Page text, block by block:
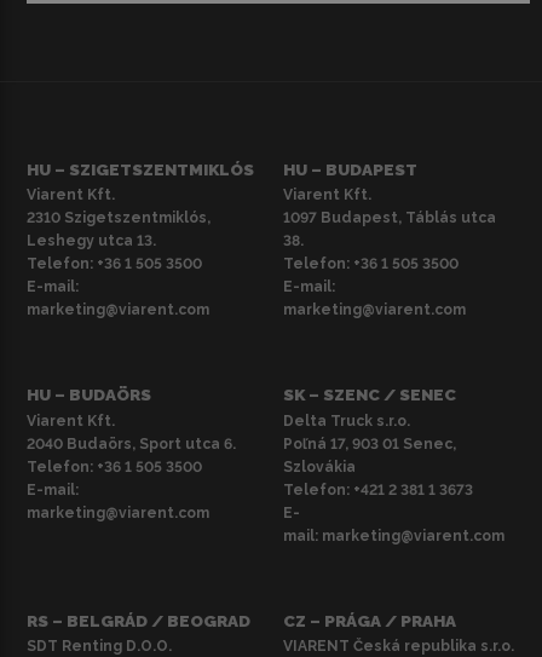
HU – SZIGETSZENTMIKLÓS
Viarent Kft.
2310 Szigetszentmiklós,
Leshegy utca 13.
Telefon: +36 1 505 3500
E-mail:
marketing@viarent.com
HU – BUDAPEST
Viarent Kft.
1097 Budapest, Táblás utca
38.
Telefon: +36 1 505 3500
E-mail:
marketing@viarent.com
HU – BUDAÖRS
Viarent Kft.
2040 Budaörs, Sport utca 6.
Telefon: +36 1 505 3500
E-mail:
marketing@viarent.com
SK – SZENC / SENEC
Delta Truck s.r.o.
Poľná 17, 903 01 Senec,
Szlovákia
Telefon: +421 2 381 1 3673
E-
mail: marketing@viarent.com
RS – BELGRÁD / BEOGRAD
SDT Renting D.O.O.
CZ – PRÁGA / PRAHA
VIARENT Česká republika s.r.o.